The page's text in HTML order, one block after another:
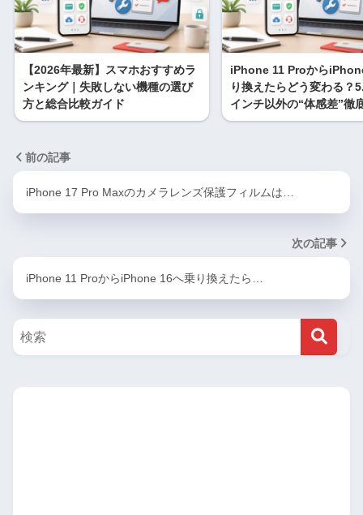
【2026年最新】スマホおすすめラ
ンキング｜失敗しない機種の選び
方と総合比較ガイド
iPhone 11 Proから
り換えたらどう変わる？
インチ以外の“体感差”徹
前の記事
iPhone 17 Pro Maxのカメラレンズ保護フィルムは…
次の記事
iPhone 11 ProからiPhone 16へ乗り換えたら…